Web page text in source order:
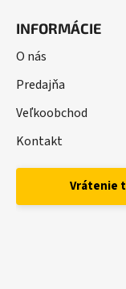
INFORMÁCIE
O nás
Predajňa
Veľkoobchod
Kontakt
Vrátenie